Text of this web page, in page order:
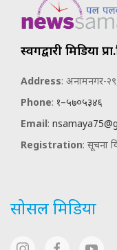
स्वर्गद्वारी मिडिया
Address: अनामनगर-
Phone: १–५७०५३४६
Email:
Registration: सूचना
सोसल मिडिया